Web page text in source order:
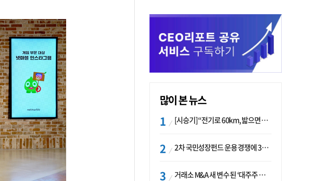
많이 본 뉴스
[시승기] “전기로 60km, 밟으면 462마력”…볼보 XC60 T8의 두 얼굴
2차 국민성장펀드 운용 경쟁에 33개사 몰렸다…신한·하나 등 새 얼굴 대거 합류
거래소 M&A 새 변수 된 ‘대주주 심사’…네이버·두나무 결합도 영향권